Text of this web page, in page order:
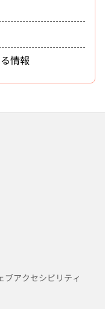
情報
ブアクセシビリティ